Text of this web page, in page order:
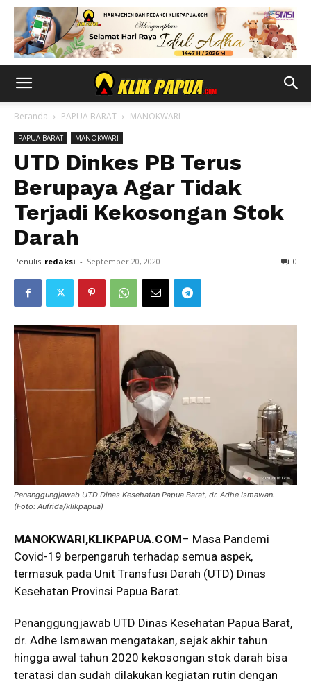
Beranda PAPUA BARAT MANOKWARI
PAPUA BARAT MANOKWARI
UTD Dinkes PB Terus
Berupaya Agar Tidak
Terjadi Kekosongan Stok
Darah
Penulis redaksi - September 20, 2020 0
Penanggungjawab UTD Dinas Kesehatan Papua Barat, dr. Adhe Ismawan.
(Foto: Aufrida/klikpapua)
MANOKWARI,KLIKPAPUA.COM– Masa Pandemi
Covid-19 berpengaruh terhadap semua aspek,
termasuk pada Unit Transfusi Darah (UTD) Dinas
Kesehatan Provinsi Papua Barat.
Penanggungjawab UTD Dinas Kesehatan Papua Barat,
dr. Adhe Ismawan mengatakan, sejak akhir tahun
hingga awal tahun 2020 kekosongan stok darah bisa
teratasi dan sudah dilakukan kegiatan rutin dengan